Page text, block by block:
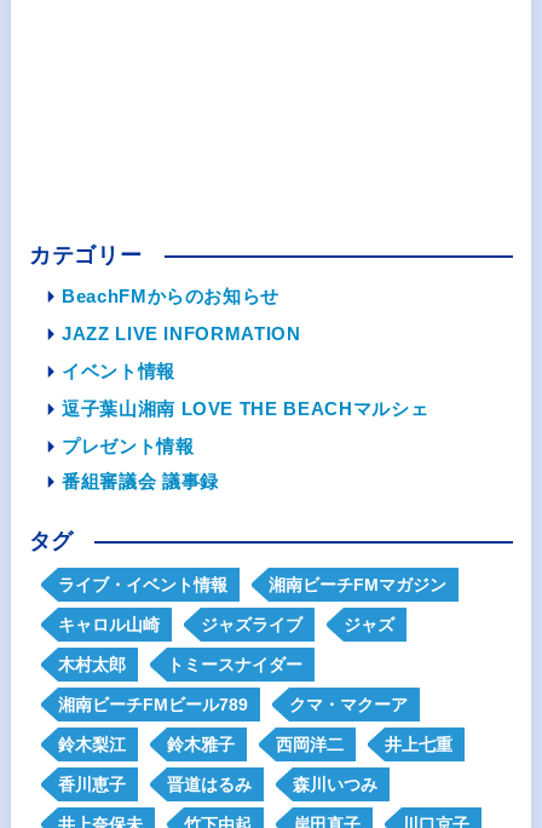
カテゴリー
BeachFMからのお知らせ
JAZZ LIVE INFORMATION
イベント情報
逗子葉山湘南 LOVE THE BEACHマルシェ
プレゼント情報
番組審議会 議事録
タグ
ライブ・イベント情報 湘南ビーチFMマガジン
キャロル山崎 ジャズライブ ジャズ
木村太郎 トミースナイダー
湘南ビーチFMビール789 クマ・マクーア
鈴木梨江 鈴木雅子 西岡洋二 井上七重
香川恵子 晋道はるみ 森川いつみ